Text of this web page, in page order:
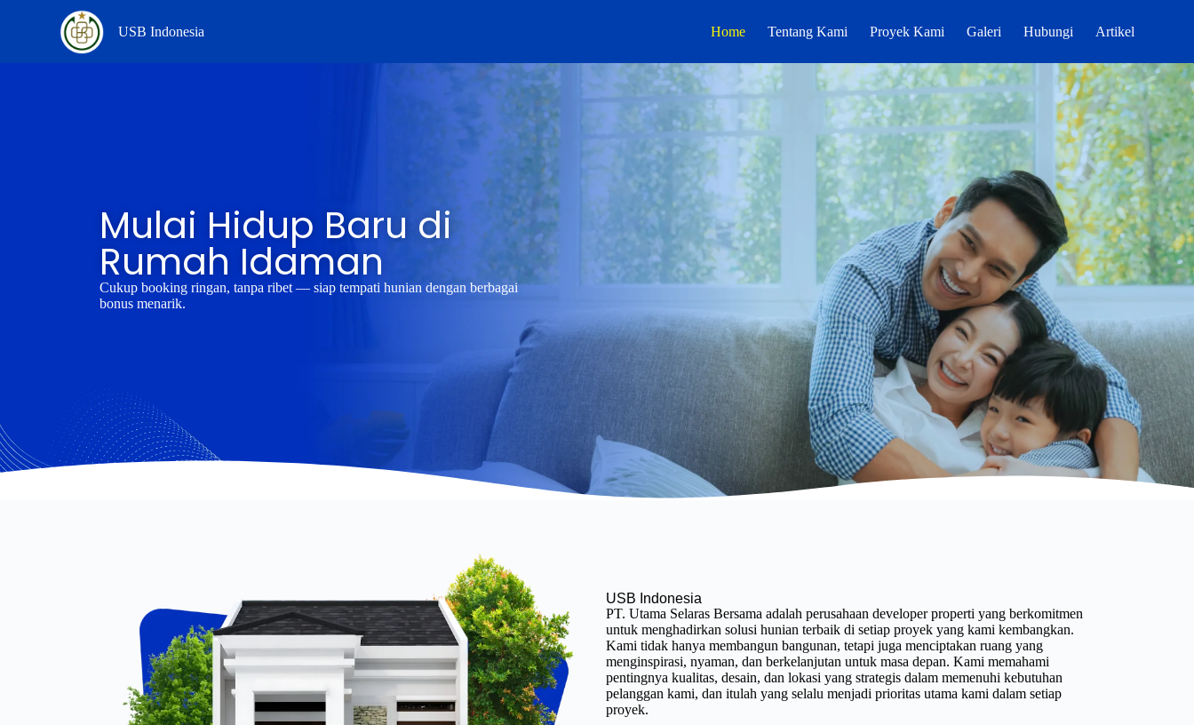
USB Indonesia Home Tentang Kami Proyek Kami Galeri Hubungi Artikel
Mulai Hidup Baru di
Rumah Idaman
Cukup booking ringan, tanpa ribet — siap tempati hunian dengan berbagai
bonus menarik.
USB Indonesia
PT. Utama Selaras Bersama adalah perusahaan developer properti yang berkomitmen
untuk menghadirkan solusi hunian terbaik di setiap proyek yang kami kembangkan.
Kami tidak hanya membangun bangunan, tetapi juga menciptakan ruang yang
menginspirasi, nyaman, dan berkelanjutan untuk masa depan. Kami memahami
pentingnya kualitas, desain, dan lokasi yang strategis dalam memenuhi kebutuhan
pelanggan kami, dan itulah yang selalu menjadi prioritas utama kami dalam setiap
proyek.